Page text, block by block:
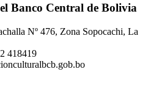
Banco Central de Bolivia
Nº 476, Zona Sopocachi, La
418419